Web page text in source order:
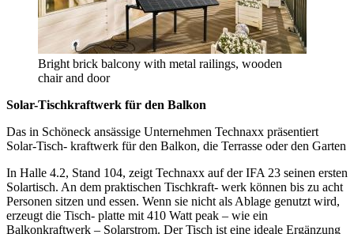
Bright brick balcony with metal railings, wooden
chair and door
Solar-Tischkraftwerk für den Balkon
Das in Schöneck ansässige Unternehmen Technaxx präsentiert
Solar-Tisch- kraftwerk für den Balkon, die Terrasse oder den Garten
In Halle 4.2, Stand 104, zeigt Technaxx auf der IFA 23 seinen ersten
Solartisch. An dem praktischen Tischkraft- werk können bis zu acht
Personen sitzen und essen. Wenn sie nicht als Ablage genutzt wird,
erzeugt die Tisch- platte mit 410 Watt peak – wie ein
Balkonkraftwerk – Solarstrom. Der Tisch ist eine ideale Ergänzung